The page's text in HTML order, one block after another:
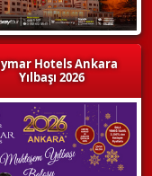
Hotels Ankara
Yılbaşı 2026